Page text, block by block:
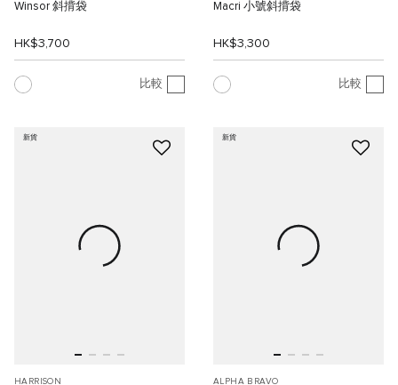
Winsor 斜揹袋
HK$3,700
比較
Macri 小號斜揹袋
HK$3,300
比較
新貨
HARRISON
新貨
ALPHA BRAVO